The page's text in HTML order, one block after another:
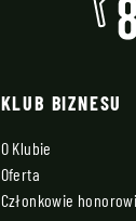
KLUB BIZNESU
O Klubie
Oferta
Członkowie honorowi